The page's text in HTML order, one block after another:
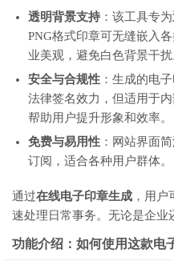
透明背景支持：该工具专为
PNG格式印章可无缝嵌入
业美观，避免白色背景干扰
安全与合规性 ：生成的电
法律签名效力，但适用于
帮助用户提升形象和效率。
免费与易用性 ：网站界面
订阅，适合各种用户群体。
通过在线电子印章生成 ，用
速处理日常事务。无论是企业
功能介绍：如何使用这款电